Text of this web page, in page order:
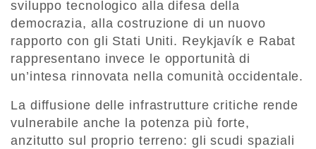
sviluppo tecnologico alla difesa della
democrazia, alla costruzione di un nuovo
rapporto con gli Stati Uniti. Reykjavík e Rabat
rappresentano invece le opportunità di
un’intesa rinnovata nella comunità occidentale.
La diffusione delle infrastrutture critiche rende
vulnerabile anche la potenza più forte,
anzitutto sul proprio terreno: gli scudi spaziali